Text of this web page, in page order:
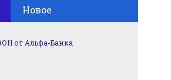
Новое
от Альфа-Банка